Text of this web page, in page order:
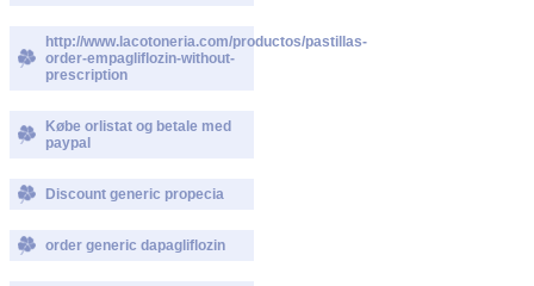
http://www.lacotoneria.com/productos/pastillas-
order-empagliflozin-without-
prescription
Købe orlistat og betale med
paypal
Discount generic propecia
order generic dapagliflozin